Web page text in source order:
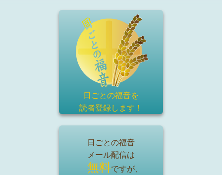
日ごとの福音を
読者登録します！
日ごとの福音
メール配信は
無料ですが、